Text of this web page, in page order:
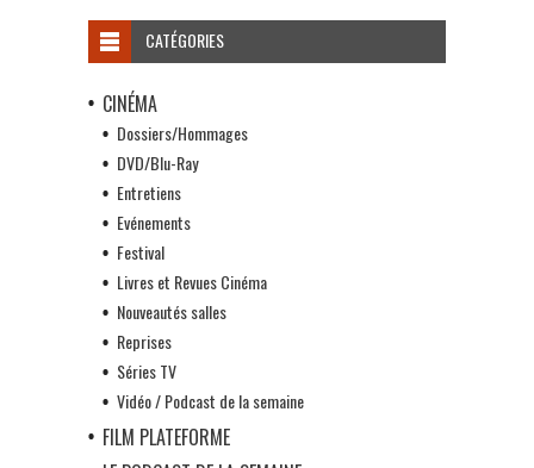
CATÉGORIES
CINÉMA
Dossiers/Hommages
DVD/Blu-Ray
Entretiens
Evénements
Festival
Livres et Revues Cinéma
Nouveautés salles
Reprises
Séries TV
Vidéo / Podcast de la semaine
FILM PLATEFORME